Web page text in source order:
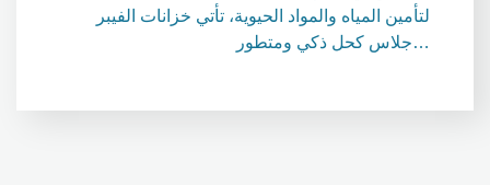
لتأمين المياه والمواد الحيوية، تأتي خزانات الفيبر
جلاس كحل ذكي ومتطور…